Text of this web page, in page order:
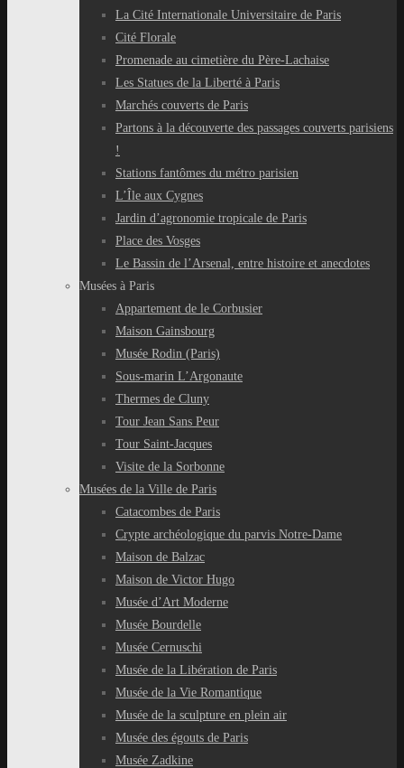
La Cité Internationale Universitaire de Paris
Cité Florale
Promenade au cimetière du Père-Lachaise
Les Statues de la Liberté à Paris
Marchés couverts de Paris
Partons à la découverte des passages couverts parisiens
!
Stations fantômes du métro parisien
L’Île aux Cygnes
Jardin d’agronomie tropicale de Paris
Place des Vosges
Le Bassin de l’Arsenal, entre histoire et anecdotes
Musées à Paris
Appartement de le Corbusier
Maison Gainsbourg
Musée Rodin (Paris)
Sous-marin L’Argonaute
Thermes de Cluny
Tour Jean Sans Peur
Tour Saint-Jacques
Visite de la Sorbonne
Musées de la Ville de Paris
Catacombes de Paris
Crypte archéologique du parvis Notre-Dame
Maison de Balzac
Maison de Victor Hugo
Musée d’Art Moderne
Musée Bourdelle
Musée Cernuschi
Musée de la Libération de Paris
Musée de la Vie Romantique
Musée de la sculpture en plein air
Musée des égouts de Paris
Musée Zadkine